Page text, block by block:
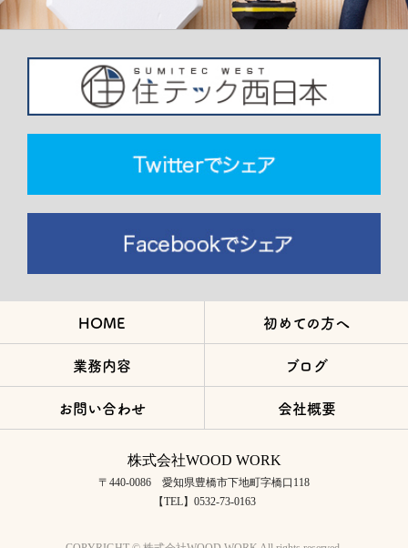
HOME 初めての方へ
業務内容 ブログ
お問い合わせ 会社概要
株式会社WOOD WORK
〒440-0086 愛知県豊橋市下地町字橋口118
【TEL】0532-73-0163